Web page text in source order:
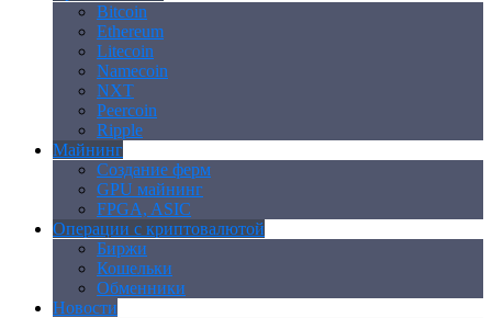
Bitcoin
Ethereum
Litecoin
Namecoin
NXT
Peercoin
Ripple
Майнинг
Создание ферм
GPU майнинг
FPGA, ASIC
Операции с криптовалютой
Биржи
Кошельки
Обменники
Новости